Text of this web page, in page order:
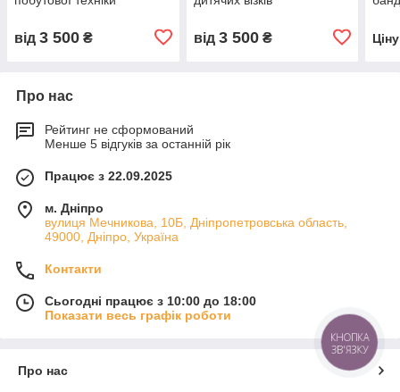
від 3 500 ₴ від 3 500₴
Про нас
Рейтинг не сформований
Менше 5 відгуків за останній рік
Працює з 22.09.2025
м. Дніпро
вулиця Мечникова, 10Б, Дніпропетровська область,
49000, Дніпро, Україна
Контакти
Сьогодні працює з 10:00 до 18:00
Показати весь графік роботи
Про нас
КНОПКА
ЗВ'ЯЗКУ